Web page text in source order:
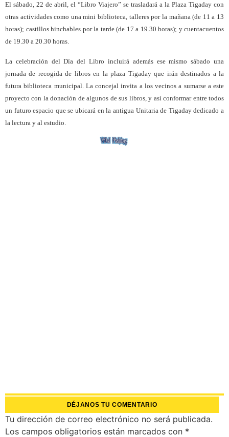
El sábado, 22 de abril, el “Libro Viajero” se trasladará a la Plaza Tigaday con
otras actividades como una mini biblioteca, talleres por la mañana (de 11 a 13
horas); castillos hinchables por la tarde (de 17 a 19.30 horas); y cuentacuentos
de 19.30 a 20.30 horas.
La celebración del Día del Libro incluirá además ese mismo sábado una
jornada de recogida de libros en la plaza Tigaday que irán destinados a la
futura biblioteca municipal. La concejal invita a los vecinos a sumarse a este
proyecto con la donación de algunos de sus libros, y así conformar entre todos
un futuro espacio que se ubicará en la antigua Unitaria de Tigaday dedicado a
la lectura y al estudio.
DÉJANOS TU COMENTARIO
Tu dirección de correo electrónico no será publicada.
Los campos obligatorios están marcados con *